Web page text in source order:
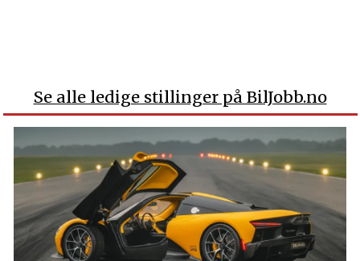
Se alle ledige stillinger på BilJobb.no